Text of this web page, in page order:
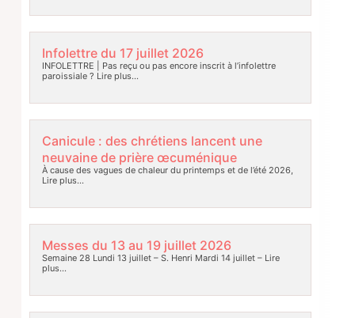
Infolettre du 17 juillet 2026
INFOLETTRE | Pas reçu ou pas encore inscrit à l’infolettre
paroissiale ? Lire plus…
Canicule : des chrétiens lancent une
neuvaine de prière œcuménique
À cause des vagues de chaleur du printemps et de l’été 2026,
Lire plus…
Messes du 13 au 19 juillet 2026
Semaine 28 Lundi 13 juillet – S. Henri Mardi 14 juillet –Lire
plus…